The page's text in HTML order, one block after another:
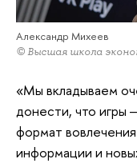
Александр Михеев
© Высшая школа
«Мы вкладываем
донести, что игры
формат
информации и